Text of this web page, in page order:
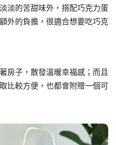
淡的苦甜味外，搭配巧克力蛋
外的負擔，很適合想要吃巧克
房子，散發溫暖幸福感；而且
比較方便，也都會附贈一個可